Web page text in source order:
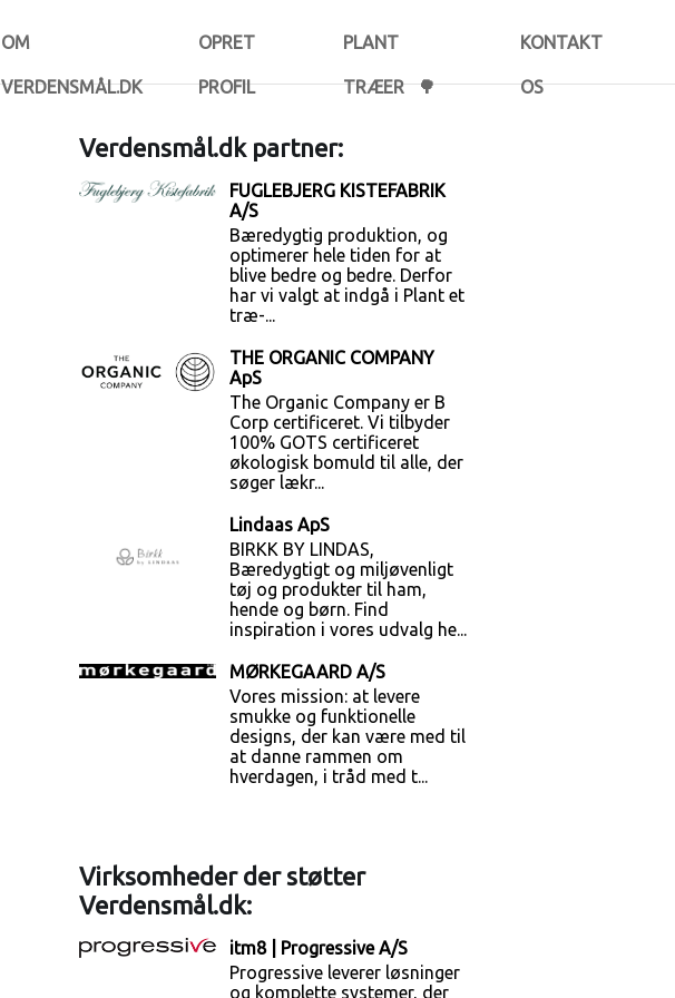
OM
VERDENSMÅL.DK
OPRET
PROFIL
PLANT
TRÆER 🌳
KONTAKT
OS
Verdensmål.dk partner:
FUGLEBJERG KISTEFABRIK
A/S
Bæredygtig produktion, og
optimerer hele tiden for at
blive bedre og bedre. Derfor
har vi valgt at indgå i Plant et
træ-...
THE ORGANIC COMPANY
ApS
The Organic Company er B
Corp certificeret. Vi tilbyder
100% GOTS certificeret
økologisk bomuld til alle, der
søger lækr...
Lindaas ApS
BIRKK BY LINDAS,
Bæredygtigt og miljøvenligt
tøj og produkter til ham,
hende og børn. Find
inspiration i vores udvalg he...
MØRKEGAARD A/S
Vores mission: at levere
smukke og funktionelle
designs, der kan være med til
at danne rammen om
hverdagen, i tråd med t...
Virksomheder der støtter
Verdensmål.dk:
itm8 | Progressive A/S
Progressive leverer løsninger
og komplette systemer, der